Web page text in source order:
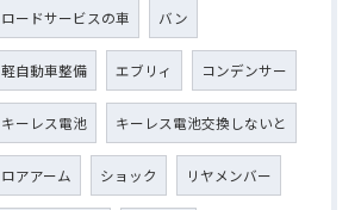
ロードサービスの車 バン
軽自動車整備 エブリィ コンデンサー
キーレス電池 キーレス電池交換しないと
ロアアーム ショック リヤメンバー